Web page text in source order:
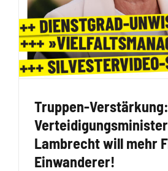
Truppen-Verstärkung:
Lambrecht will mehr
Einwanderer!